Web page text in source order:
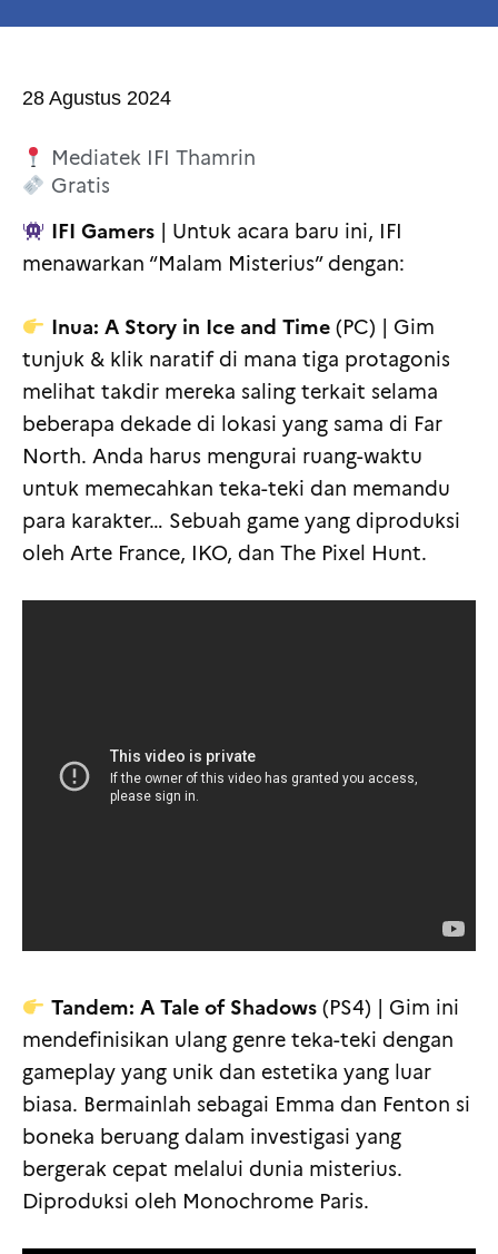
28 Agustus 2024
Mediatek IFI Thamrin
Gratis
IFI Gamers
| Untuk acara baru ini, IFI
menawarkan “Malam Misterius” dengan:
Inua: A Story in Ice and Time (PC) | Gim
tunjuk & klik naratif di mana tiga protagonis
melihat takdir mereka saling terkait selama
beberapa dekade di lokasi yang sama di Far
North. Anda harus mengurai ruang-waktu
untuk memecahkan teka-teki dan memandu
para karakter… Sebuah game yang diproduksi
oleh Arte France, IKO, dan The Pixel Hunt.
Tandem: A Tale of Shadows (PS4) | Gim ini
mendefinisikan ulang genre teka-teki dengan
gameplay yang unik dan estetika yang luar
biasa. Bermainlah sebagai Emma dan Fenton si
boneka beruang dalam investigasi yang
bergerak cepat melalui dunia misterius.
Diproduksi oleh Monochrome Paris.